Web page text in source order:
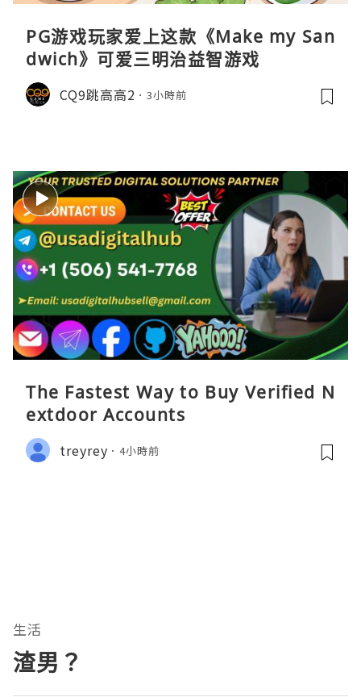
PG游戏玩家爱上这款《Make my San
dwich》可爱三明治益智游戏
CQ9跳高高2 3小時前
The Fastest Way to Buy Verified N
extdoor Accounts
treyrey 4小時前
生活
渣男？